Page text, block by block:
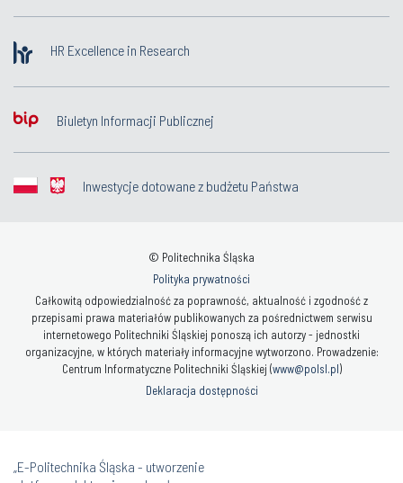
HR Excellence in Research
Biuletyn Informacji Publicznej
Inwestycje dotowane z budżetu Państwa
© Politechnika Śląska
Polityka prywatności
Całkowitą odpowiedzialność za poprawność, aktualność i zgodność z
przepisami prawa materiałów publikowanych za pośrednictwem serwisu
internetowego Politechniki Śląskiej ponoszą ich autorzy - jednostki
organizacyjne, w których materiały informacyjne wytworzono. Prowadzenie:
Centrum Informatyczne Politechniki Śląskiej (www@polsl.pl)
Deklaracja dostępności
„E-Politechnika Śląska - utworzenie